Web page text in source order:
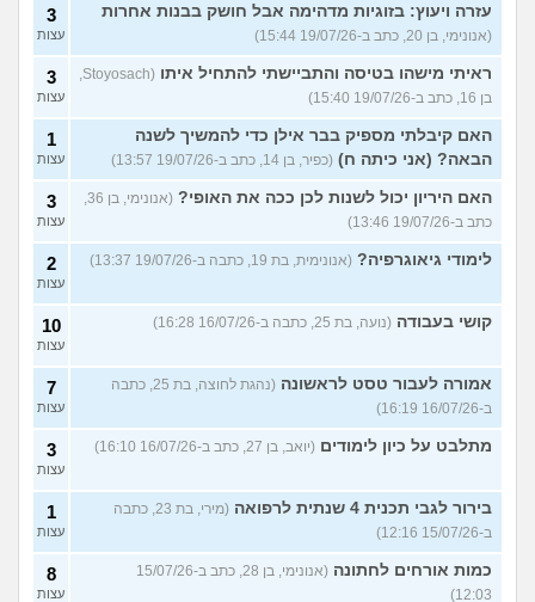
עזרה ויעוץ: בזוגיות מדהימה אבל חושק בבנות אחרות
(אנונימי, בן 20, כתב ב-19/07/26 15:44)
3
עצות
ראיתי מישהו בטיסה והתביישתי להתחיל איתו
בן 16, כתב ב-19/07/26 15:40)
3
עצות
האם קיבלתי מספיק בבר אילן כדי להמשיך לשנה
הבאה? (אני כיתה ח) (כפיר, בן 14, כתב ב-19/07/26 13:57)
1
עצות
האם היריון יכול לשנות לכן ככה את האופי?
כתב ב-19/07/26 13:46)
3
עצות
לימודי גיאוגרפיה? (אנונימית, בת 19, כתבה ב-19/07/26 13:37) 2
עצות
קושי בעבודה (נועה, בת 25, כתבה ב-16/07/26 16:28) 10
עצות
אמורה לעבור טסט לראשונה
(נהגת לחוצה, בת 25, כתבה
ב-16/07/26 16:19)
7
עצות
מתלבט על כיון לימודים (יואב, בן 27, כתב ב-16/07/26 16:10) 3
עצות
בירור לגבי תכנית 4 שנתית לרפואה
(מירי, בת 23, כתבה
ב-15/07/26 12:16)
1
עצות
כמות אורחים לחתונה
(אנונימי, בן 28, כתב ב-15/07/26
12:03)
8
עצות